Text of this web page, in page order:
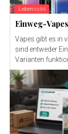
Lebensstil
Einweg-
Vapes gibt es in
sind entweder
Varianten